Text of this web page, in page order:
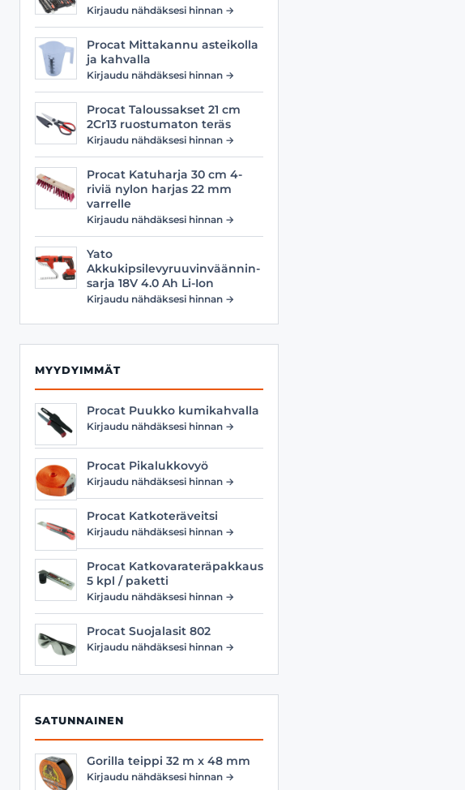
Vyöt
Kirjaudu nähdäksesi hinnan →
Procat Mittakannu asteikolla
ja kahvalla
Kirjaudu nähdäksesi hinnan →
Procat Taloussakset 21 cm
2Cr13 ruostumaton teräs
Kirjaudu nähdäksesi hinnan →
Procat Katuharja 30 cm 4-
riviä nylon harjas 22 mm
varrelle
Kirjaudu nähdäksesi hinnan →
Yato
Akkukipsilevyruuvinväännin-
sarja 18V 4.0 Ah Li-Ion
Kirjaudu nähdäksesi hinnan →
MYYDYIMMÄT
Procat Puukko kumikahvalla
Kirjaudu nähdäksesi hinnan →
Procat Pikalukkovyö
Kirjaudu nähdäksesi hinnan →
Procat Katkoteräveitsi
Kirjaudu nähdäksesi hinnan →
Procat Katkovarateräpakkaus
5 kpl / paketti
Kirjaudu nähdäksesi hinnan →
Procat Suojalasit 802
Kirjaudu nähdäksesi hinnan →
SATUNNAINEN
Gorilla teippi 32 m x 48 mm
Kirjaudu nähdäksesi hinnan →